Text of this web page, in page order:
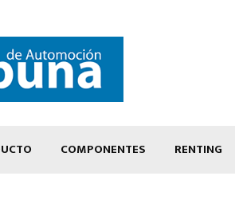
COMPONENTES RENTING